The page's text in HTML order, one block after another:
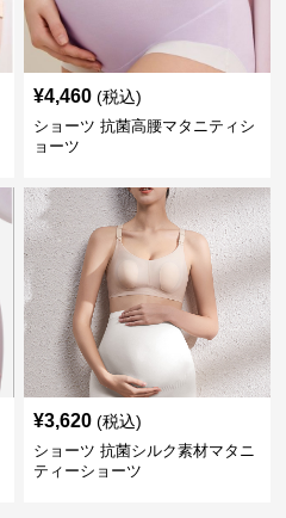
¥4,460 (税込)
ショーツ 抗菌高腰マタニティシ
ョーツ
¥3,620 (税込)
ショーツ 抗菌シルク素材マタニ
ティーショーツ